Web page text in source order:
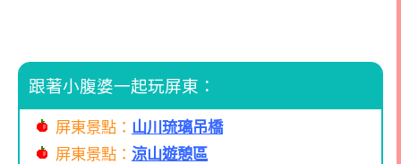
跟著小腹婆一起玩屏東：
屏東景點： 山川琉璃吊橋
屏東景點： 涼山遊憩區